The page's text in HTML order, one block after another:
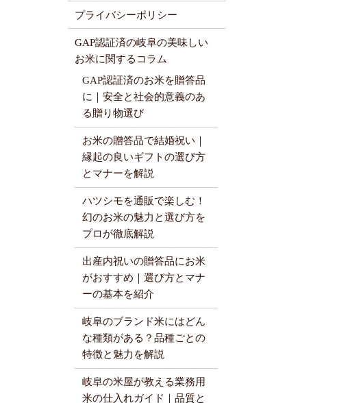
プライバシーポリシー
GAP認証済の岐阜の美味しい
お米に関するコラム
GAP認証済のお米を贈答品
に｜安全と社会的意義のあ
る贈り物選び
お米の贈答品で結婚祝い｜
縁起の良いギフトの選び方
とマナーを解説
ハツシモを通販で楽しむ！
幻のお米の魅力と選び方を
プロが徹底解説
出産内祝いの贈答品にお米
がおすすめ｜選び方とマナ
ーの基本を紹介
岐阜のブランド米にはどん
な種類がある？品種ごとの
特徴と魅力を解説
岐阜の米屋が教える業務用
米の仕入れガイド｜品質と